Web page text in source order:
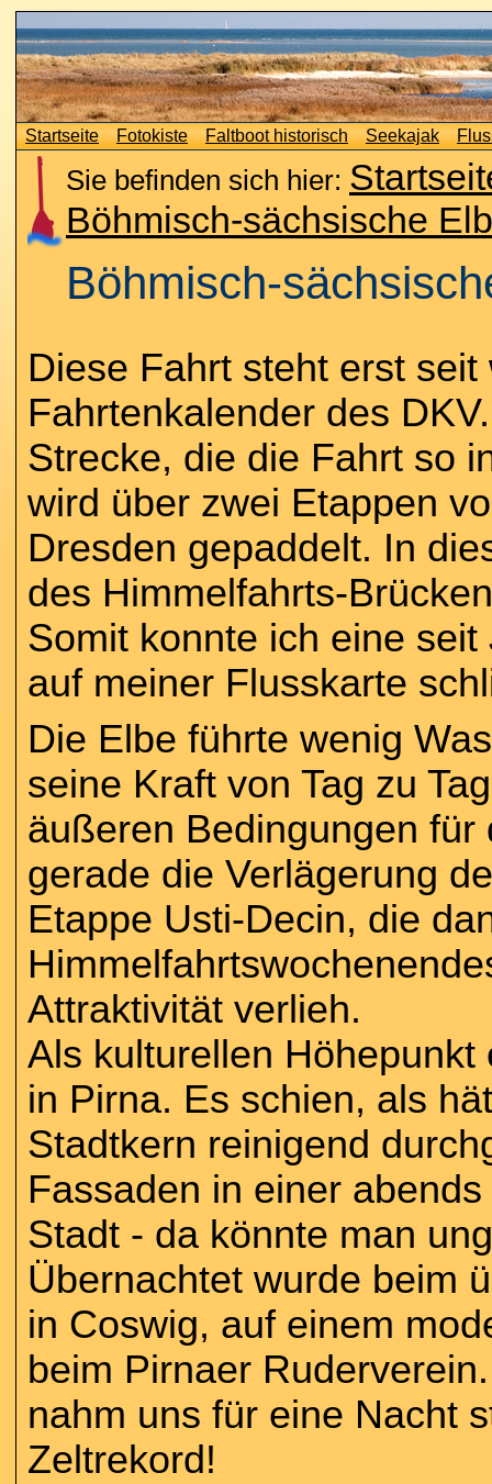
Startseite Fotokiste Faltboot historisch Seekajak
Sie befinden sich hier:
Böhmisch-sächsische
Böhmisch-
Diese Fahrt steht erst
Fahrtenkalender des
Strecke, die die Fahrt so
wird über zwei Etappen
Dresden gepaddelt. In
des Himmelfahrts-
Somit konnte ich eine
auf meiner Flusskarte
Die Elbe führte wenig
seine Kraft von Tag zu
äußeren Bedingungen für
gerade die Verlägerung
Etappe Usti-Decin, die
Attraktivität verlieh.
Als kulturellen
in Pirna. Es schien, als
Stadtkern reinigend
Fassaden in einer
Stadt - da könnte man
Übernachtet wurde beim
in Coswig, auf einem
beim Pirnaer
nahm uns für eine Nacht
Zeltrekord!